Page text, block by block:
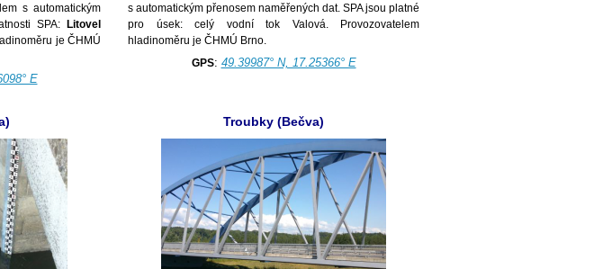
s automatickým
SPA:Litovel
je ČHMÚ
E
s automatickým přenosem naměřených dat. SPA jsou platné
pro úsek: celý vodní tok Valová. Provozovatelem
hladinoměru je ČHMÚ Brno.
GPS: 49.39987° N, 17.25366° E
Troubky (Bečva)